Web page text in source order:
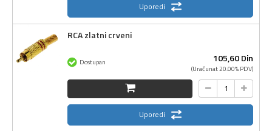
Uporedi
RCA zlatni crveni
105,60Din
(Uračunat 20.00% PDV)
Dostupan
Uporedi